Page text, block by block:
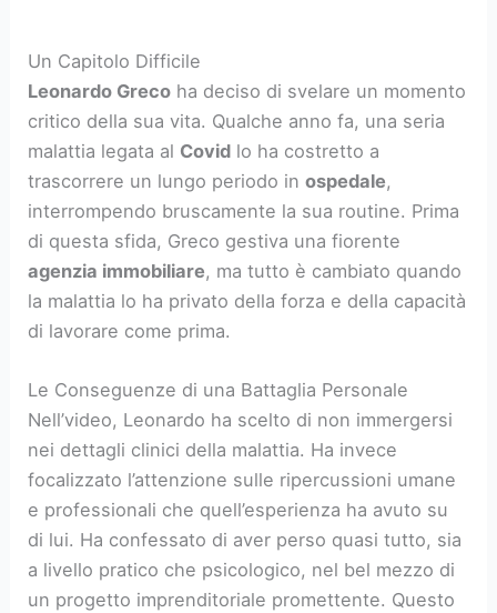
Un Capitolo Difficile
Leonardo Greco ha deciso di svelare un momento
critico della sua vita. Qualche anno fa, una seria
malattia legata al Covid lo ha costretto a
trascorrere un lungo periodo inospedale,
interrompendo bruscamente la sua routine. Prima
di questa sfida, Greco gestiva una fiorente
agenzia immobiliare, ma tutto è cambiato quando
la malattia lo ha privato della forza e della capacità
di lavorare come prima.
Le Conseguenze di una Battaglia Personale
Nell’video, Leonardo ha scelto di non immergersi
nei dettagli clinici della malattia. Ha invece
focalizzato l’attenzione sulle ripercussioni umane
e professionali che quell’esperienza ha avuto su
di lui. Ha confessato di aver perso quasi tutto, sia
a livello pratico che psicologico, nel bel mezzo di
un progetto imprenditoriale promettente. Questo